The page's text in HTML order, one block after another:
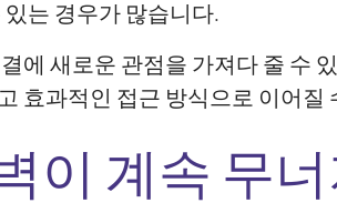
는 경우가 많습니다.
에 새로운 관점을 가져다 줄 수
효과적인 접근 방식으로 이어질
이 계속 무너